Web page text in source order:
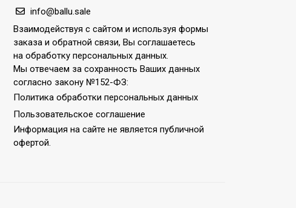
Напольно-потолочная
18 000
info@ballu.sale
Взаимодействуя с сайтом и используя формы
заказа и обратной связи, Вы соглашаетесь
на обработку персональных данных.
Мы отвечаем за сохранность Ваших данных
согласно закону №152-ФЗ:
Политика обработки персональных данных
Пользовательское соглашение
Информация на сайте не является публичной
офертой.